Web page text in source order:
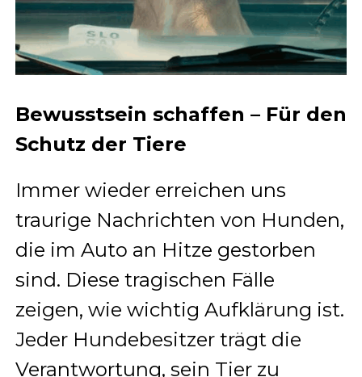
Bewusstsein schaffen – Für den
Schutz der Tiere
Immer wieder erreichen uns
traurige Nachrichten von Hunden,
die im Auto an Hitze gestorben
sind. Diese tragischen Fälle
zeigen, wie wichtig Aufklärung ist.
Jeder Hundebesitzer trägt die
Verantwortung, sein Tier zu